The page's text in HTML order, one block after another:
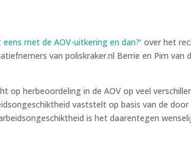
eens met de AOV-uitkering en dan?’ over het
van poliskraker.nl Berrie en Pim van
herbeoordeling in de AOV op veel
vaststelt op basis van de
is het daarentegen